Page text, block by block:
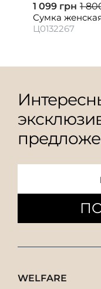
1 099 грн 1
Сумка
Ц0132267
WELFARE